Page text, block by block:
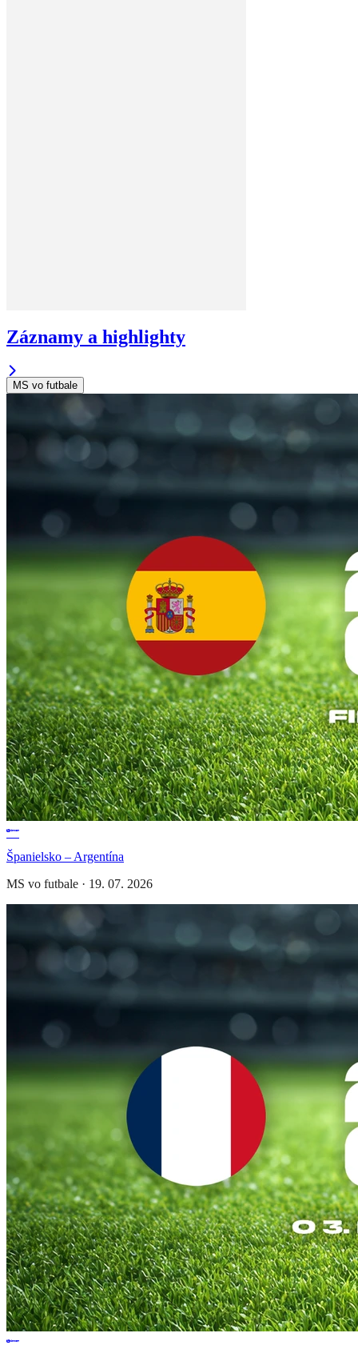
Záznamy a highlighty
MS vo futbale
Španielsko – Argentína
MS vo futbale · 19. 07. 2026